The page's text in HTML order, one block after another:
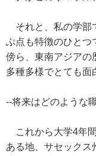
それと、私の学部
ぶ点も特徴のひとつ
傍ら、東南アジアの
多種多様でとても面
--将来はどのような
これから大学4年
ある地、サセックス